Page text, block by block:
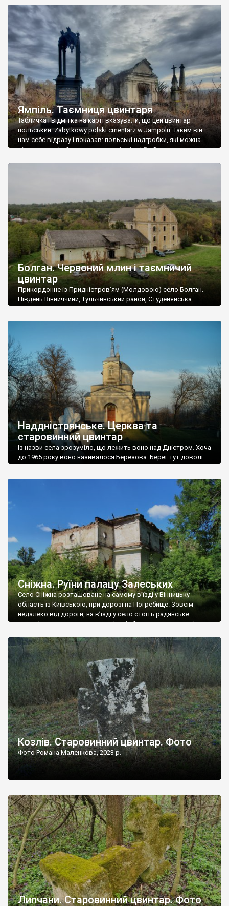
Ямпіль. Таємниця цвинтаря
Табличка і відмітка на карті вказували, що цей цвинтар
польський. Zabytkowy polski cmentarz w Jampolu. Таким він
нам себе відразу і показав: польські надгробки, які можна
віднести до фабричних, польські епітафії… Загалом цвинтар
Болган. Червоний млин і таємничий
цвинтар
Прикордонне із Придністров’ям (Молдовою) село Болган.
Південь Вінниччини, Тульчинський район, Студенянська
старовинний цвинтар із кам’яними хрестами. Всі епітафії, які
збереглися, написані кирилицею, церковнослов’янською
мовою. За всіма традиційними ознаками – цвинтар
український. Хрести датуються 19 століттям. У 1924-1940
роках Болган […]
Наддністрянське. Церква та
старовинний цвинтар
Із назви села зрозуміло, що лежить воно над Дністром. Хоча
до 1965 року воно називалося Березова. Берег тут доволі
Наддністрянське відрізняється від більшості навколишніх
сіл. У селі є мурована Михайлівська церква. Точної дати […]
Сніжна. Руїни палацу Залеських
Село Сніжна розташоване на самому в’їзді у Вінницьку
область із Київською, при дорозі на Погребище. Зовсім
недалеко від дороги, на в’їзді у село стоїть радянське
рельєфне пано, яке показує жінку і яблуню, а трохи далі, десь
не видно, але видно дві стареньких колії у траві – […]
Козлів. Старовинний цвинтар. Фото
Фото Романа Маленкова, 2023 р.
Липчани. Старовинний цвинтар. Фото